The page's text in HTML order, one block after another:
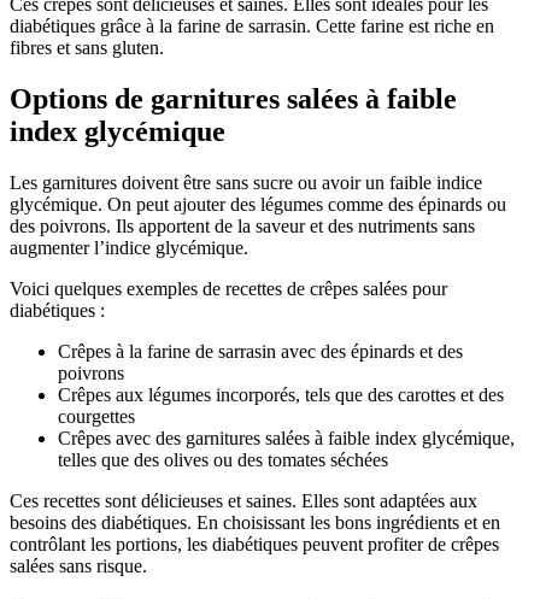
diabétiques grâce à la farine de sarrasin. Cette farine est riche en
fibres et sans gluten.
Options de garnitures salées à faible
index glycémique
Les garnitures doivent être sans sucre ou avoir un faible indice
glycémique. On peut ajouter des légumes comme des épinards ou
des poivrons. Ils apportent de la saveur et des nutriments sans
augmenter l’indice glycémique.
Voici quelques exemples de recettes de crêpes salées pour
diabétiques :
Crêpes à la farine de sarrasin avec des épinards et des
poivrons
Crêpes aux légumes incorporés, tels que des carottes et des
courgettes
Crêpes avec des garnitures salées à faible index glycémique,
telles que des olives ou des tomates séchées
Ces recettes sont délicieuses et saines. Elles sont adaptées aux
besoins des diabétiques. En choisissant les bons ingrédients et en
contrôlant les portions, les diabétiques peuvent profiter de crêpes
salées sans risque.